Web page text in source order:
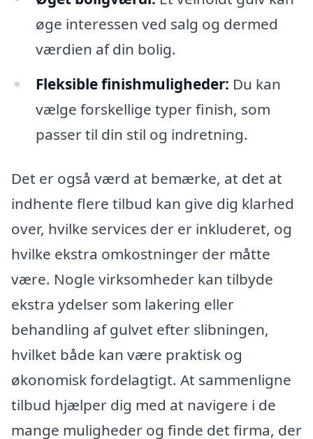
øge interessen ved salg og dermed
værdien af din bolig.
Fleksible finishmuligheder: Du kan
vælge forskellige typer finish, som
passer til din stil og indretning.
Det er også værd at bemærke, at det at
indhente flere tilbud kan give dig klarhed
over, hvilke services der er inkluderet, og
hvilke ekstra omkostninger der måtte
være. Nogle virksomheder kan tilbyde
ekstra ydelser som lakering eller
behandling af gulvet efter slibningen,
hvilket både kan være praktisk og
økonomisk fordelagtigt. At sammenligne
tilbud hjælper dig med at navigere i de
mange muligheder og finde det firma, der